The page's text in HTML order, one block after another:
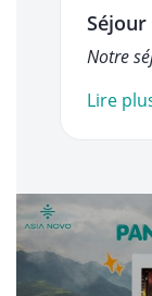
Notre
Lire